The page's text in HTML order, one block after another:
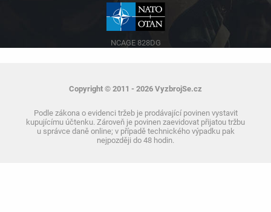
NCAGE 828DG
Copyright © 2011 - 2026 VyzbrojSe.cz
Podle zákona o evidenci tržeb je prodávající povinen vystavit
kupujícímu účtenku. Zároveň je povinen zaevidovat přijatou tržbu
u správce daně online; v případě technického výpadku pak
nejpozději do 48 hodin.